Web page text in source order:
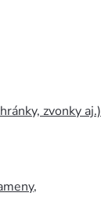
zvonky aj.)
,